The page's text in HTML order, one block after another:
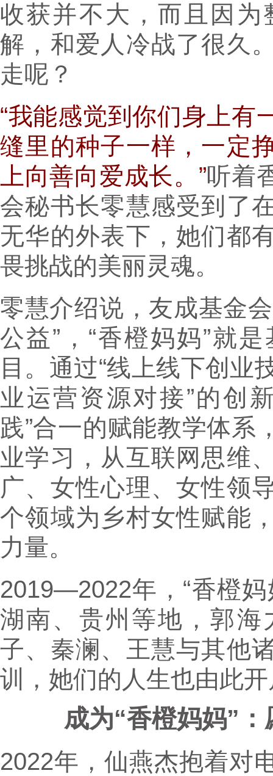
收获并不大，而且因
解，和爱人冷战了很久
走呢？
“我能感觉到你们身上有
缝里的种子一样，一定
上向善向爱成长。”听着
会秘书长零慧感受到了
无华的外表下，她们都
畏挑战的美丽灵魂。
零慧介绍说，友成基金
公益”，“香橙妈妈”就
目。通过“线上线下创业
业运营资源对接”的创
践”合一的赋能教学体系
业学习，从互联网思维
广、女性心理、女性领
个领域为乡村女性赋能
力量。
2019—2022年，“香橙
湖南、贵州等地，郭
子、秦澜、王慧与其他
训，她们的人生也由此
成为“香橙妈妈”
2022年，仙燕杰抱着对